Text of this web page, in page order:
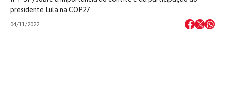
presidente Lula na COP27
04/11/2022